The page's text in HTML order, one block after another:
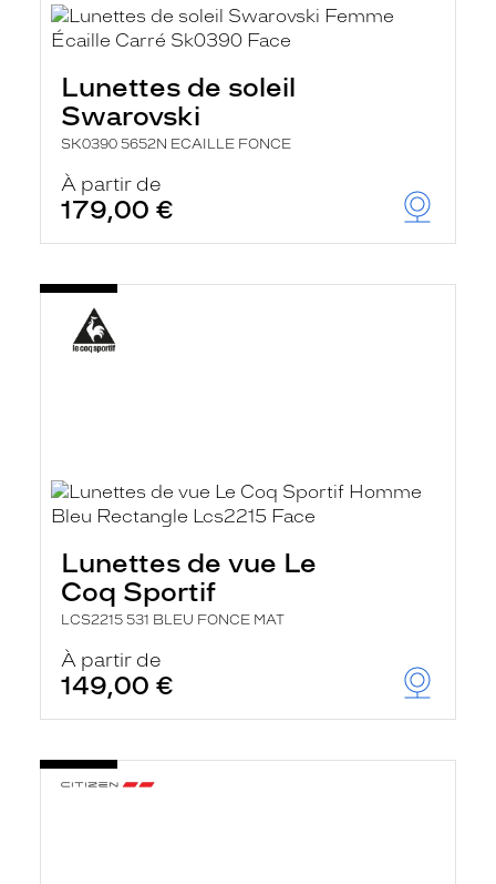
Lunettes de soleil
Swarovski
SK0390 5652N ECAILLE FONCE
À partir de
179,00 €
Lunettes de vue Le
Coq Sportif
LCS2215 531 BLEU FONCE MAT
À partir de
149,00 €